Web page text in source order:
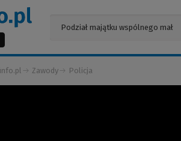
Zawody Policja